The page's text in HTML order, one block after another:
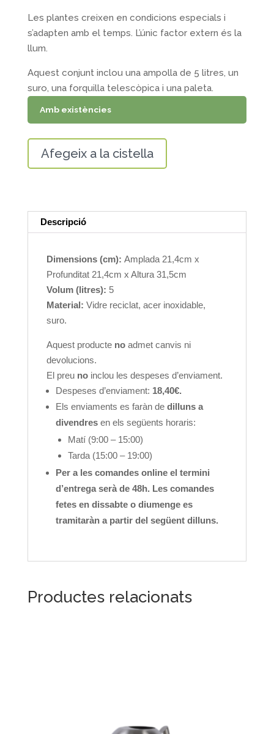
Les plantes creixen en condicions especials i
s’adapten amb el temps. L’únic factor extern és la
llum.
Aquest conjunt inclou una ampolla de 5 litres, un
suro, una forquilla telescòpica i una paleta.
Amb existències
litres
Afegeix a la cistella
Descripció
Dimensions (cm): Amplada 21,4cm x
Profunditat 21,4cm x Altura 31,5cm
Volum (litres): 5
Material: Vidre reciclat, acer inoxidable,
suro.
Aquest producte noadmet canvis ni
devolucions.
El preu noinclou les despeses d’enviament.
Despeses d’enviament: 18,40€.
Els enviaments es faràn dedilluns a
divendresen els següents horaris:
Matí (9:00 – 15:00)
Tarda (15:00 – 19:00)
Per a les comandes online el termini
d’entrega serà de 48h. Les comandes
fetes en dissabte o diumenge es
tramitaràn a partir del següent dilluns.
Productes relacionats